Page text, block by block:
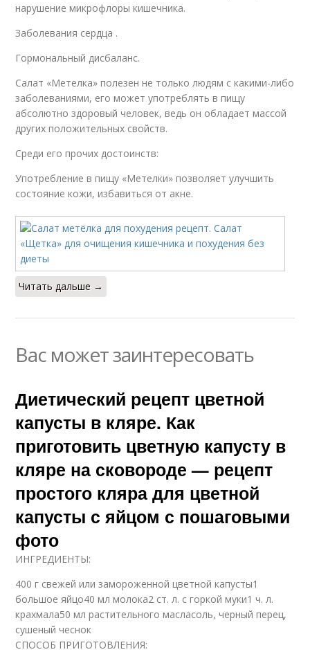
нарушение микрофлоры кишечника.
Заболевания сердца .
Гормональный дисбаланс.
Салат «Метелка» полезен не только людям с какими-либо
заболеваниями, его может употреблять в пищу
абсолютно здоровый человек, ведь он обладает массой
других положительных свойств.
Среди его прочих достоинств:
Употребление в пищу «Метелки» позволяет улучшить
состояние кожи, избавиться от акне.
Читать дальше →
Вас может заинтересовать
Диетический рецепт цветной
капусты в кляре. Как
приготовить цветную капусту в
кляре на сковороде — рецепт
простого кляра для цветной
капусты с яйцом с пошаговыми
фото
ИНГРЕДИЕНТЫ:
400 г свежей или замороженной цветной капусты1
большое яйцо40 мл молока2 ст. л. с горкой муки1 ч. л.
крахмала50 мл растительного масласоль, черный перец,
сушеный чеснок
СПОСОБ ПРИГОТОВЛЕНИЯ: